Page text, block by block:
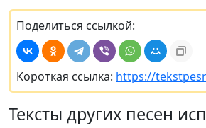
Поделиться ссылкой:
Короткая ссылка: https://
Тексты других песен